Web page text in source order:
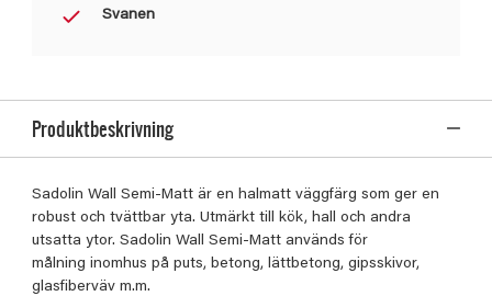
Svanen
Produktbeskrivning
Sadolin Wall Semi-Matt är en halmatt väggfärg som ger en
robust och tvättbar yta. Utmärkt till kök, hall och andra
utsatta ytor. Sadolin Wall Semi-Matt används för
målning inomhus på puts, betong, lättbetong, gipsskivor,
glasfiberväv m.m.